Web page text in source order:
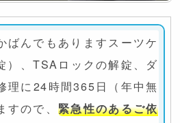
ばんでもありますスーツケ
）、TSAロックの解錠、ダ
理に24時間365日（年中無
すので、緊急性のあるご依